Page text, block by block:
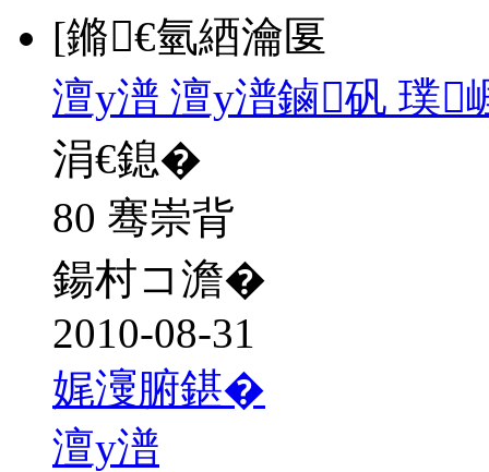
[鏅€氫綇瀹匽
澶у潽 澶у潽鏀矾 璞
涓€鎴�
80 骞崇背
鍚村コ澹�
2010-08-31
娓濅腑鍖�
澶у潽